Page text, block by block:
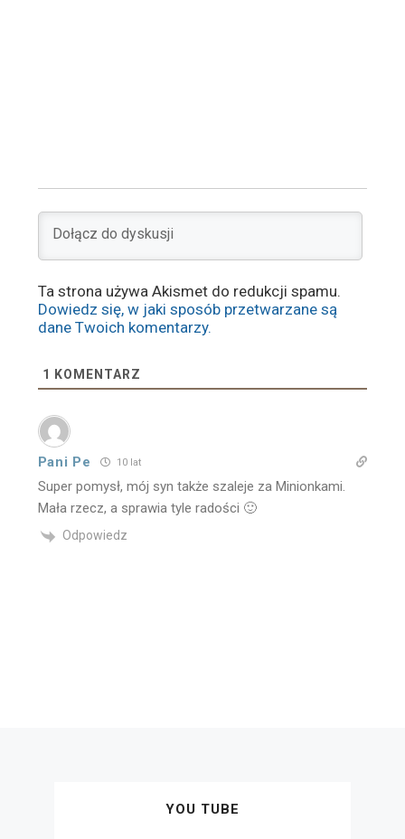
Ta strona używa Akismet do redukcji spamu.
Dowiedz się, w jaki sposób przetwarzane są
dane Twoich komentarzy.
1 KOMENTARZ
Pani Pe 10 lat
Super pomysł, mój syn także szaleje za Minionkami.
Mała rzecz, a sprawia tyle radości 🙂
Odpowiedz
YOU TUBE